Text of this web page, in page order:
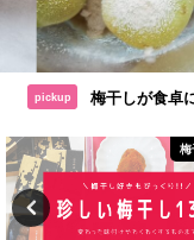
pickup 梅干しが食卓
梅干しの紹介